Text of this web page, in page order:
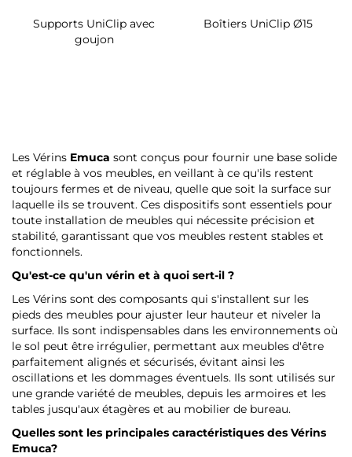
Supports UniClip avec
goujon
Boîtiers UniClip Ø15
Les Vérins Emuca sont conçus pour fournir une base solide
et réglable à vos meubles, en veillant à ce qu'ils restent
toujours fermes et de niveau, quelle que soit la surface sur
laquelle ils se trouvent. Ces dispositifs sont essentiels pour
toute installation de meubles qui nécessite précision et
stabilité, garantissant que vos meubles restent stables et
fonctionnels.
Qu'est-ce qu'un vérin et à quoi sert-il ?
Les Vérins sont des composants qui s'installent sur les
pieds des meubles pour ajuster leur hauteur et niveler la
surface. Ils sont indispensables dans les environnements où
le sol peut être irrégulier, permettant aux meubles d'être
parfaitement alignés et sécurisés, évitant ainsi les
oscillations et les dommages éventuels. Ils sont utilisés sur
une grande variété de meubles, depuis les armoires et les
tables jusqu'aux étagères et au mobilier de bureau.
Quelles sont les principales caractéristiques des Vérins
Emuca?